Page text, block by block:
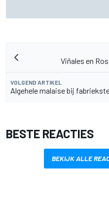
Viñales en
VOLGEND ARTIKEL
Algehele malaise bij
BESTE REACTIES
BEKIJK ALLE